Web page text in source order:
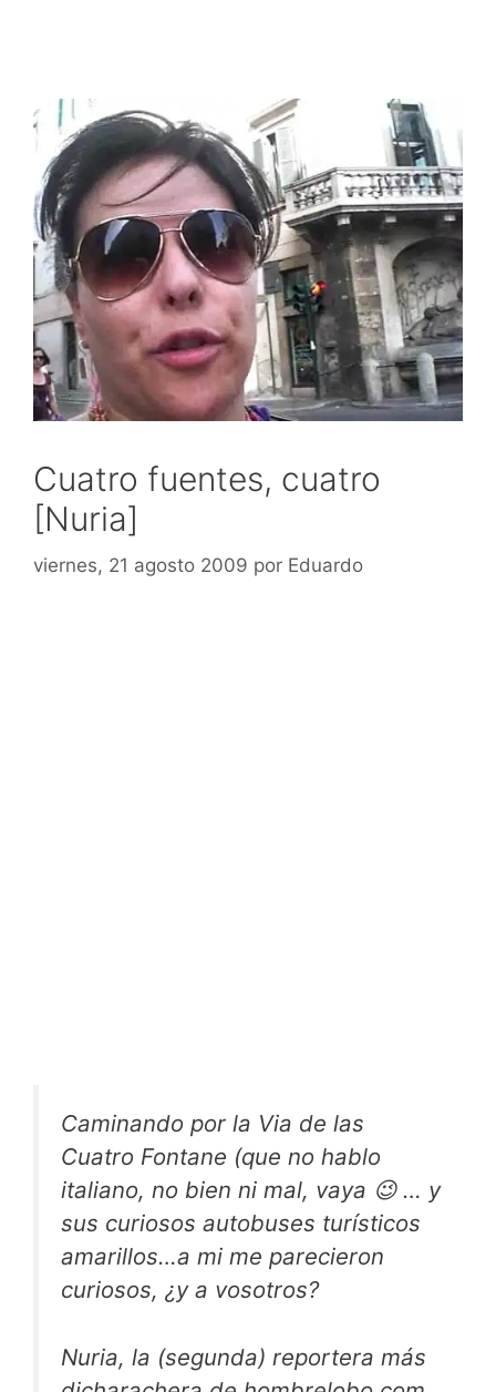
Cuatro fuentes, cuatro
[Nuria]
viernes, 21 agosto 2009 por Eduardo
Caminando por la Via de las
Cuatro Fontane (que no hablo
italiano, no bien ni mal, vaya 😉 … y
sus curiosos autobuses turísticos
amarillos…a mi me parecieron
curiosos, ¿y a vosotros?
Nuria, la (segunda) reportera más